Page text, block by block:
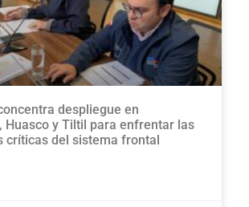
despliegue en
Huasco y Tiltil para enfrentar las
críticas del sistema frontal